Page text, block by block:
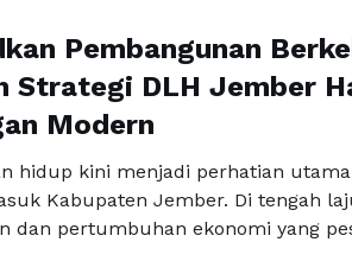
Pembangunan
Strategi DLH Jember
Modern
hidup kini menjadi perhatian
Kabupaten Jember. Di tengah
dan pertumbuhan ekonomi yang